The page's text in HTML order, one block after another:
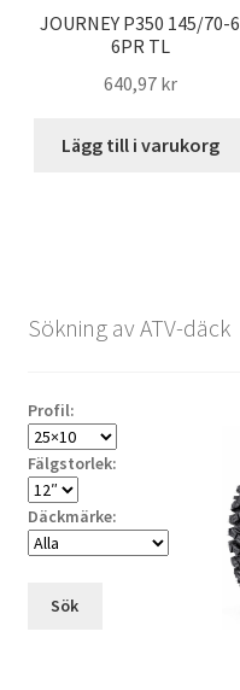
JOURNEY P350 145/70-6
6PR TL
640,97 kr
Lägg till i varukorg
Sökning av ATV-däck
Profil:
Fälgstorlek:
Däckmärke:
Sök